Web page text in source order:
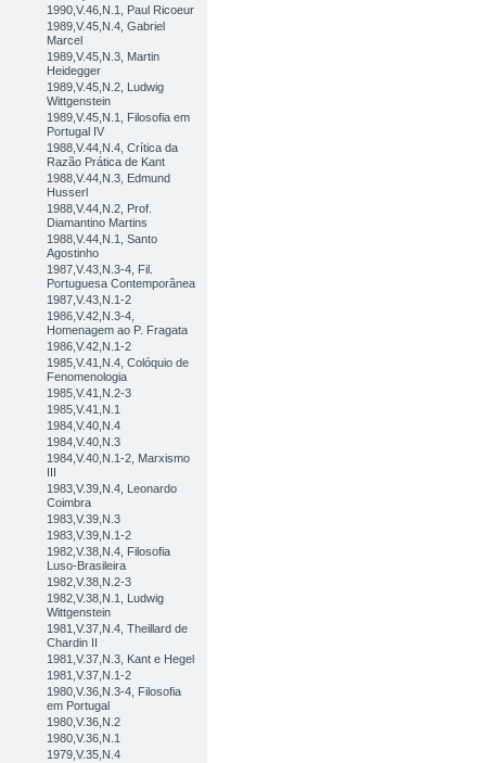
1990,V.46,N.1, Paul Ricoeur
1989,V.45,N.4, Gabriel
Marcel
1989,V.45,N.3, Martin
Heidegger
1989,V.45,N.2, Ludwig
Wittgenstein
1989,V.45,N.1, Filosofia em
Portugal IV
1988,V.44,N.4, Crítica da
Razão Prática de Kant
1988,V.44,N.3, Edmund
Husserl
1988,V.44,N.2, Prof.
Diamantino Martins
1988,V.44,N.1, Santo
Agostinho
1987,V.43,N.3-4, Fil.
Portuguesa Contemporânea
1987,V.43,N.1-2
1986,V.42,N.3-4,
Homenagem ao P. Fragata
1986,V.42,N.1-2
1985,V.41,N.4, Colóquio de
Fenomenologia
1985,V.41,N.2-3
1985,V.41,N.1
1984,V.40,N.4
1984,V.40,N.3
1984,V.40,N.1-2, Marxismo
III
1983,V.39,N.4, Leonardo
Coimbra
1983,V.39,N.3
1983,V.39,N.1-2
1982,V.38,N.4, Filosofia
Luso-Brasileira
1982,V.38,N.2-3
1982,V.38,N.1, Ludwig
Wittgenstein
1981,V.37,N.4, Theillard de
Chardin II
1981,V.37,N.3, Kant e Hegel
1981,V.37,N.1-2
1980,V.36,N.3-4, Filosofia
em Portugal
1980,V.36,N.2
1980,V.36,N.1
1979,V.35,N.4